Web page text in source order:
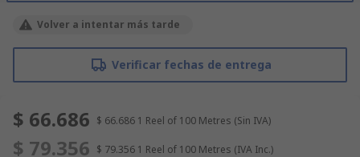
Volver a intentar más tarde
Verificar fechas de entrega
$ 66.686 $ 66.686 1 Reel of 100 Metres (Sin IVA)
$ 79.356 $ 79.356 1 Reel of 100 Metres (IVA Inc.)